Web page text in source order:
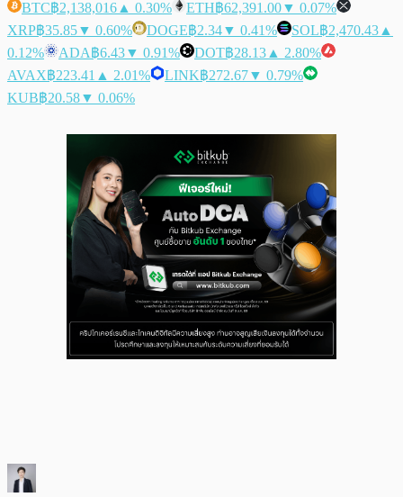
BTC฿2,138,016 ▲ 0.30% ETH฿62,391.00▼ 0.07%
XRP฿35.85▼ 0.60% DOGE฿2.34▼ 0.41% SOL฿2,470.43 ▲
0.12%
ADA฿6.43▼ 0.91% DOT฿28.13 ▲ 2.80%
AVAX฿223.41 ▲ 2.01% LINK฿272.67▼ 0.79%
KUB฿20.58▼ 0.06%